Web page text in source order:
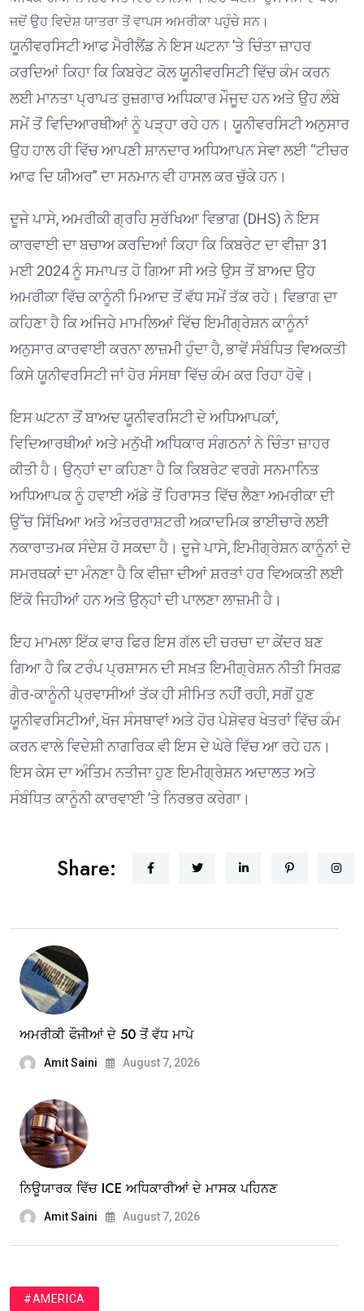
ਜਦੋਂ ਉਹ ਵਿਦੇਸ਼ ਯਾਤਰਾ ਤੋਂ ਵਾਪਸ ਅਮਰੀਕਾ ਪਹੁੰਚੇ ਸਨ।
ਯੂਨੀਵਰਸਿਟੀ ਆਫ ਮੈਰੀਲੈਂਡ ਨੇ ਇਸ ਘਟਨਾ ’ਤੇ ਚਿੰਤਾ ਜ਼ਾਹਰ
ਕਰਦਿਆਂ ਕਿਹਾ ਕਿ ਕਿਬਰੇਟ ਕੋਲ ਯੂਨੀਵਰਸਿਟੀ ਵਿੱਚ ਕੰਮ ਕਰਨ
ਲਈ ਮਾਨਤਾ ਪ੍ਰਾਪਤ ਰੁਜ਼ਗਾਰ ਅਧਿਕਾਰ ਮੌਜੂਦ ਹਨ ਅਤੇ ਉਹ ਲੰਬੇ
ਸਮੇਂ ਤੋਂ ਵਿਦਿਆਰਥੀਆਂ ਨੂੰ ਪੜ੍ਹਾ ਰਹੇ ਹਨ। ਯੂਨੀਵਰਸਿਟੀ ਅਨੁਸਾਰ
ਉਹ ਹਾਲ ਹੀ ਵਿੱਚ ਆਪਣੀ ਸ਼ਾਨਦਾਰ ਅਧਿਆਪਨ ਸੇਵਾ ਲਈ “ਟੀਚਰ
ਆਫ ਦਿ ਯੀਅਰ” ਦਾ ਸਨਮਾਨ ਵੀ ਹਾਸਲ ਕਰ ਚੁੱਕੇ ਹਨ।
ਦੂਜੇ ਪਾਸੇ, ਅਮਰੀਕੀ ਗ੍ਰਹਿ ਸੁਰੱਖਿਆ ਵਿਭਾਗ (DHS) ਨੇ ਇਸ
ਕਾਰਵਾਈ ਦਾ ਬਚਾਅ ਕਰਦਿਆਂ ਕਿਹਾ ਕਿ ਕਿਬਰੇਟ ਦਾ ਵੀਜ਼ਾ 31
ਮਈ 2024 ਨੂੰ ਸਮਾਪਤ ਹੋ ਗਿਆ ਸੀ ਅਤੇ ਉਸ ਤੋਂ ਬਾਅਦ ਉਹ
ਅਮਰੀਕਾ ਵਿੱਚ ਕਾਨੂੰਨੀ ਮਿਆਦ ਤੋਂ ਵੱਧ ਸਮੇਂ ਤੱਕ ਰਹੇ। ਵਿਭਾਗ ਦਾ
ਕਹਿਣਾ ਹੈ ਕਿ ਅਜਿਹੇ ਮਾਮਲਿਆਂ ਵਿੱਚ ਇਮੀਗ੍ਰੇਸ਼ਨ ਕਾਨੂੰਨਾਂ
ਅਨੁਸਾਰ ਕਾਰਵਾਈ ਕਰਨਾ ਲਾਜ਼ਮੀ ਹੁੰਦਾ ਹੈ, ਭਾਵੇਂ ਸੰਬੰਧਿਤ ਵਿਅਕਤੀ
ਕਿਸੇ ਯੂਨੀਵਰਸਿਟੀ ਜਾਂ ਹੋਰ ਸੰਸਥਾ ਵਿੱਚ ਕੰਮ ਕਰ ਰਿਹਾ ਹੋਵੇ।
ਇਸ ਘਟਨਾ ਤੋਂ ਬਾਅਦ ਯੂਨੀਵਰਸਿਟੀ ਦੇ ਅਧਿਆਪਕਾਂ,
ਵਿਦਿਆਰਥੀਆਂ ਅਤੇ ਮਨੁੱਖੀ ਅਧਿਕਾਰ ਸੰਗਠਨਾਂ ਨੇ ਚਿੰਤਾ ਜ਼ਾਹਰ
ਕੀਤੀ ਹੈ। ਉਨ੍ਹਾਂ ਦਾ ਕਹਿਣਾ ਹੈ ਕਿ ਕਿਬਰੇਟ ਵਰਗੇ ਸਨਮਾਨਿਤ
ਅਧਿਆਪਕ ਨੂੰ ਹਵਾਈ ਅੱਡੇ ਤੋਂ ਹਿਰਾਸਤ ਵਿੱਚ ਲੈਣਾ ਅਮਰੀਕਾ ਦੀ
ਉੱਚ ਸਿੱਖਿਆ ਅਤੇ ਅੰਤਰਰਾਸ਼ਟਰੀ ਅਕਾਦਮਿਕ ਭਾਈਚਾਰੇ ਲਈ
ਨਕਾਰਾਤਮਕ ਸੰਦੇਸ਼ ਹੋ ਸਕਦਾ ਹੈ। ਦੂਜੇ ਪਾਸੇ, ਇਮੀਗ੍ਰੇਸ਼ਨ ਕਾਨੂੰਨਾਂ ਦੇ
ਸਮਰਥਕਾਂ ਦਾ ਮੰਨਣਾ ਹੈ ਕਿ ਵੀਜ਼ਾ ਦੀਆਂ ਸ਼ਰਤਾਂ ਹਰ ਵਿਅਕਤੀ ਲਈ
ਇੱਕੋ ਜਿਹੀਆਂ ਹਨ ਅਤੇ ਉਨ੍ਹਾਂ ਦੀ ਪਾਲਣਾ ਲਾਜ਼ਮੀ ਹੈ।
ਇਹ ਮਾਮਲਾ ਇੱਕ ਵਾਰ ਫਿਰ ਇਸ ਗੱਲ ਦੀ ਚਰਚਾ ਦਾ ਕੇਂਦਰ ਬਣ
ਗਿਆ ਹੈ ਕਿ ਟਰੰਪ ਪ੍ਰਸ਼ਾਸਨ ਦੀ ਸਖ਼ਤ ਇਮੀਗ੍ਰੇਸ਼ਨ ਨੀਤੀ ਸਿਰਫ਼
ਗੈਰ-ਕਾਨੂੰਨੀ ਪ੍ਰਵਾਸੀਆਂ ਤੱਕ ਹੀ ਸੀਮਿਤ ਨਹੀਂ ਰਹੀ, ਸਗੋਂ ਹੁਣ
ਯੂਨੀਵਰਸਿਟੀਆਂ, ਖੋਜ ਸੰਸਥਾਵਾਂ ਅਤੇ ਹੋਰ ਪੇਸ਼ੇਵਰ ਖੇਤਰਾਂ ਵਿੱਚ ਕੰਮ
ਕਰਨ ਵਾਲੇ ਵਿਦੇਸ਼ੀ ਨਾਗਰਿਕ ਵੀ ਇਸ ਦੇ ਘੇਰੇ ਵਿੱਚ ਆ ਰਹੇ ਹਨ।
ਇਸ ਕੇਸ ਦਾ ਅੰਤਿਮ ਨਤੀਜਾ ਹੁਣ ਇਮੀਗ੍ਰੇਸ਼ਨ ਅਦਾਲਤ ਅਤੇ
ਸੰਬੰਧਿਤ ਕਾਨੂੰਨੀ ਕਾਰਵਾਈ ’ਤੇ ਨਿਰਭਰ ਕਰੇਗਾ।
Share:
ਅਮਰੀਕੀ ਫੌਜੀਆਂ ਦੇ 50 ਤੋਂ ਵੱਧ ਮਾਪੇ
Amit Saini August 7, 2026
ਨਿਊਯਾਰਕ ਵਿੱਚ ICE ਅਧਿਕਾਰੀਆਂ ਦੇ ਮਾਸਕ ਪਹਿਨਣ
Amit Saini August 7, 2026
#AMERICA